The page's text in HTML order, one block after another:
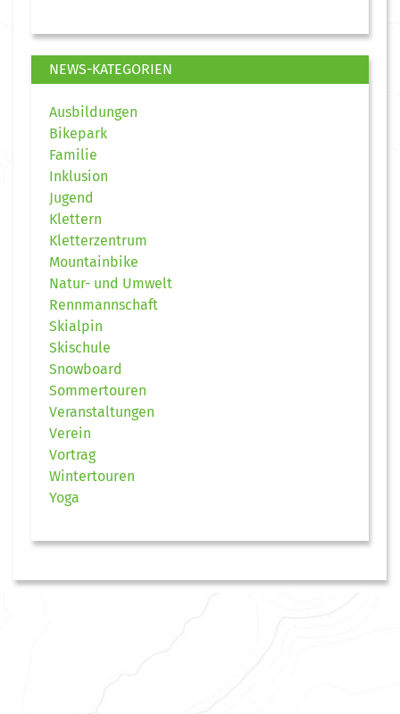
NEWS-KATEGORIEN
Ausbildungen
Bikepark
Familie
Inklusion
Jugend
Klettern
Kletterzentrum
Mountainbike
Natur- und Umwelt
Rennmannschaft
Skialpin
Skischule
Snowboard
Sommertouren
Veranstaltungen
Verein
Vortrag
Wintertouren
Yoga